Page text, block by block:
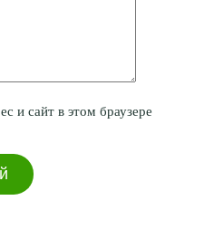
и сайт в этом браузере